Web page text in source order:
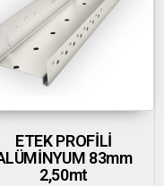
ETEK PROFİLİ
83mm
2,50mt